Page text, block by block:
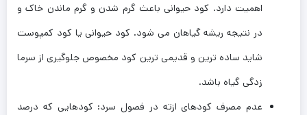
اهمیت دارد. کود حیوانی باعث گرم شدن و گرم ماندن خاک و
در نتیجه ریشه گیاهان می شود. کود حیوانی یا کود کمپوست
شاید ساده ترین و قدیمی ترین کود مخصوص جلوگیری از سرما
زدگی گیاه باشد.
عدم مصرف کودهای ازته در فصول سرد: کودهایی که درصد